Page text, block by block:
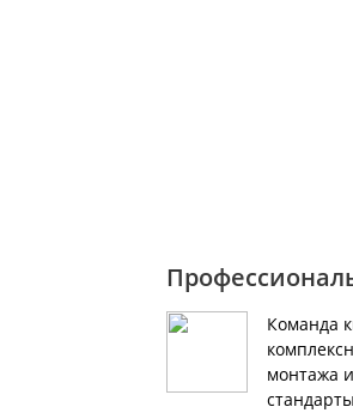
Команда
монтажа